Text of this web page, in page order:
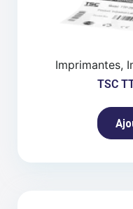
Imprimantes,
TSC